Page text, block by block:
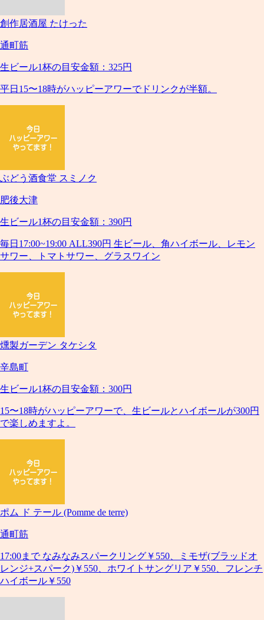
創作居酒屋 たけった
通町筋
生ビール1杯の目安金額：325円
平日15〜18時がハッピーアワーでドリンクが半額。
ぶどう酒食堂 スミノク
肥後大津
生ビール1杯の目安金額：390円
毎日17:00~19:00 ALL390円 生ビール、角ハイボール、レモン
サワー、トマトサワー、グラスワイン
燻製ガーデン タケシタ
辛島町
生ビール1杯の目安金額：300円
15〜18時がハッピーアワーで、生ビールとハイボールが300円
で楽しめますよ。
ポム ド テール (Pomme de terre)
通町筋
17:00まで なみなみスパークリング￥550、ミモザ(ブラッドオ
レンジ+スパーク)￥550、ホワイトサングリア￥550、フレンチ
ハイボール￥550